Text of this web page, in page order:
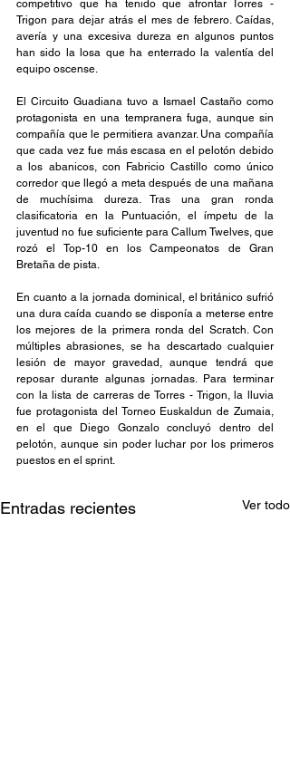
competitivo que ha tenido que afrontar Torres -
Trigon para dejar atrás el mes de febrero. Caídas,
avería y una excesiva dureza en algunos puntos
han sido la losa que ha enterrado la valentía del
equipo oscense.
El Circuito Guadiana tuvo a Ismael Castaño como
protagonista en una tempranera fuga, aunque sin
compañía que le permitiera avanzar. Una compañía
que cada vez fue más escasa en el pelotón debido
a los abanicos, con Fabricio Castillo como único
corredor que llegó a meta después de una mañana
de muchísima dureza. Tras una gran ronda
clasificatoria en la Puntuación, el ímpetu de la
juventud no fue suficiente para Callum Twelves, que
rozó el Top-10 en los Campeonatos de Gran
Bretaña de pista.
En cuanto a la jornada dominical, el británico sufrió
una dura caída cuando se disponía a meterse entre
los mejores de la primera ronda del Scratch. Con
múltiples abrasiones, se ha descartado cualquier
lesión de mayor gravedad, aunque tendrá que
reposar durante algunas jornadas. Para terminar
con la lista de carreras de Torres - Trigon, la lluvia
fue protagonista del Torneo Euskaldun de Zumaia,
en el que Diego Gonzalo concluyó dentro del
pelotón, aunque sin poder luchar por los primeros
puestos en el sprint.
Entradas recientes Ver todo